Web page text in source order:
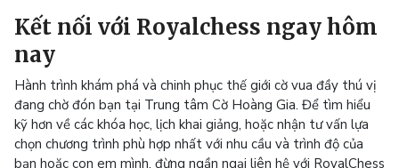
Kết nối với Royalchess ngay hôm
nay
Hành trình khám phá và chinh phục thế giới cờ vua đầy thú vị
đang chờ đón bạn tại Trung tâm Cờ Hoàng Gia. Để tìm hiểu
kỹ hơn về các khóa học, lịch khai giảng, hoặc nhận tư vấn lựa
chọn chương trình phù hợp nhất với nhu cầu và trình độ của
bạn hoặc con em mình, đừng ngần ngại liên hệ với RoyalChess